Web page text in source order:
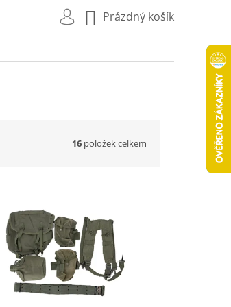
NÁKUPNÍ
Prázdný košík
16 položek celkem